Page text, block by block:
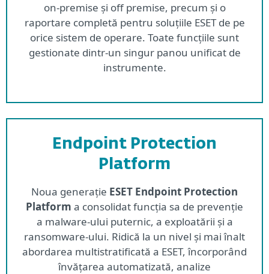
on-premise și off premise, precum și o
raportare completă pentru soluțiile ESET de pe
orice sistem de operare. Toate funcțiile sunt
gestionate dintr-un singur panou unificat de
instrumente.
Endpoint Protection
Platform
Noua generație ESET Endpoint Protection
Platform a consolidat funcția sa de prevenție
a malware-ului puternic, a exploatării și a
ransomware-ului. Ridică la un nivel și mai înalt
abordarea multistratificată a ESET, încorporând
învățarea automatizată, analize